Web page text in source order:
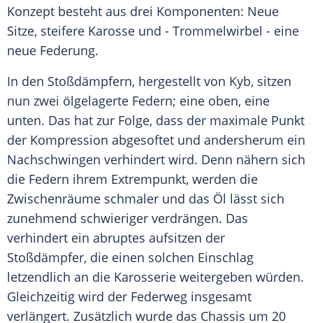
Konzept besteht aus drei Komponenten: Neue
Sitze, steifere Karosse und - Trommelwirbel - eine
neue Federung.
In den Stoßdämpfern, hergestellt von Kyb, sitzen
nun zwei ölgelagerte Federn; eine oben, eine
unten. Das hat zur Folge, dass der maximale Punkt
der Kompression abgesoftet und andersherum ein
Nachschwingen verhindert wird. Denn nähern sich
die Federn ihrem Extrempunkt, werden die
Zwischenräume schmaler und das Öl lässt sich
zunehmend schwieriger verdrängen. Das
verhindert ein abruptes aufsitzen der
Stoßdämpfer, die einen solchen Einschlag
letzendlich an die Karosserie weitergeben würden.
Gleichzeitig wird der Federweg insgesamt
verlängert. Zusätzlich wurde das Chassis um 20